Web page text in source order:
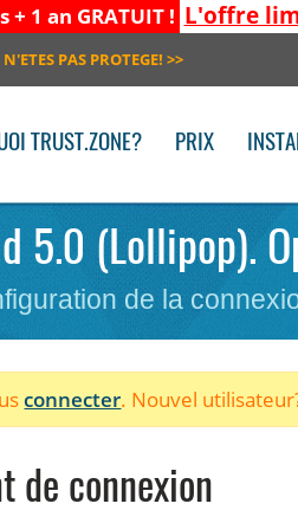
+ 1 an GRATUIT ! L'offre
PAS PROTEGE! >>
TRUST.ZONE? PRIX
5.0 (Lollipop).
de la
connecter. Nouvel
de connexion